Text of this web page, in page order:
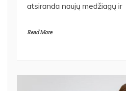
atsiranda naujų medžiagų ir
Read More